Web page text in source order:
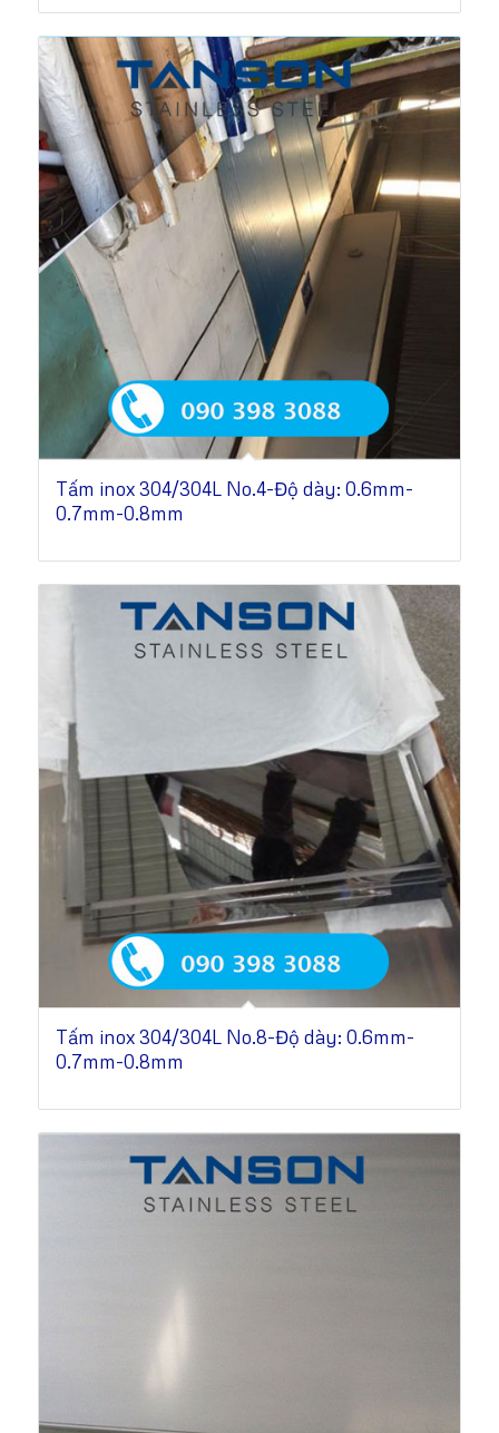
Tấm inox 304/304L No.4-Độ dày: 0.6mm-
0.7mm-0.8mm
Tấm inox 304/304L No.8-Độ dày: 0.6mm-
0.7mm-0.8mm